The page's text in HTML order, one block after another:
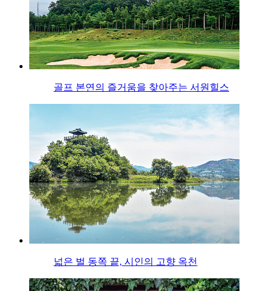
골프 본연의 즐거움을 찾아주는 서원힐스
넓은 벌 동쪽 끝, 시인의 고향 옥천